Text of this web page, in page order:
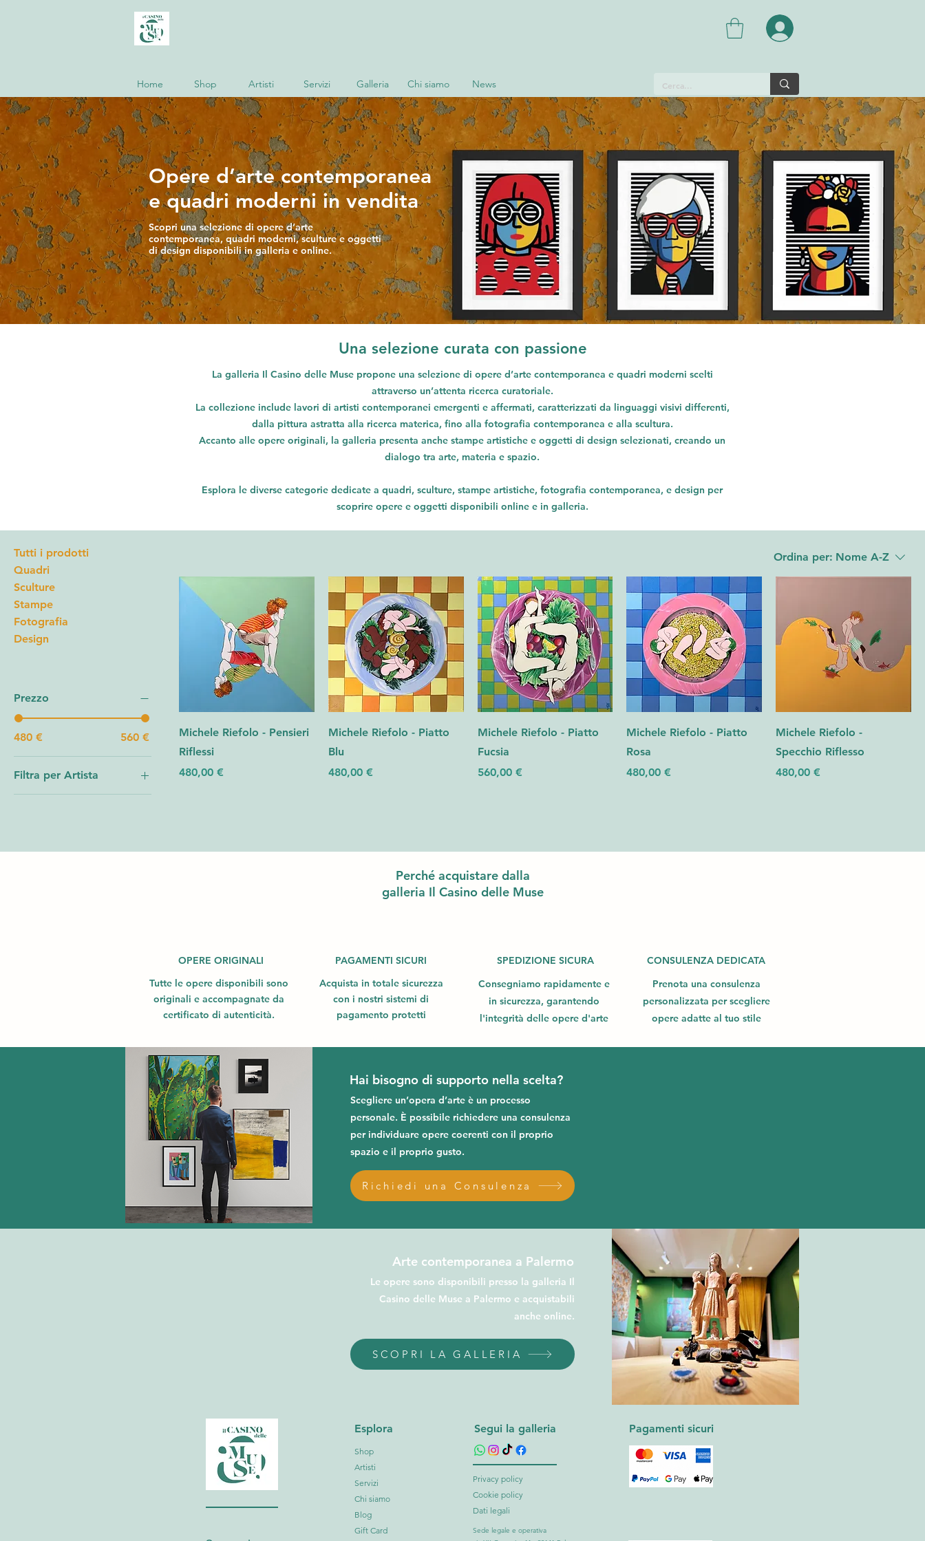
Home Shop Artisti Servizi Galleria Chi siamo News
Opere d’arte contemporanea
e quadri moderni in vendita
Scopri una selezione di opere d’arte
contemporanea, quadri moderni, sculture e oggetti
di design disponibili in galleria e online.
Una selezione curata con passione
La galleria Il Casino delle Muse propone una selezione di opere d’arte contemporanea e quadri moderni scelti
attraverso un’attenta ricerca curatoriale.
La collezione include lavori di artisti contemporanei emergenti e affermati, caratterizzati da linguaggi visivi differenti,
dalla pittura astratta alla ricerca materica, fino alla fotografia contemporanea e alla scultura.
Accanto alle opere originali, la galleria presenta anche stampe artistiche e oggetti di design selezionati, creando un
dialogo tra arte, materia e spazio.
Esplora le diverse categorie dedicate a quadri, sculture, stampe artistiche, fotografia contemporanea, e design per
scoprire opere e oggetti disponibili online e in galleria.​​
Tutti i prodotti
Quadri
Sculture
Stampe
Fotografia
Design
Prezzo
480 € 560 €
Filtra per Artista
Michele Riefolo
Ordina per: Nome A-Z
Michele Riefolo - Pensieri
Riflessi
Prezzo
480,00 €
Michele Riefolo - Piatto
Blu
Prezzo
480,00 €
Michele Riefolo - Piatto
Fucsia
Prezzo
560,00 €
Michele Riefolo - Piatto
Rosa
Prezzo
480,00 €
Michele Riefolo -
Specchio Riflesso
Prezzo
480,00 €
Perché acquistare dalla
galleria Il Casino delle Muse
Tutte le opere disponibili sono
originali e accompagnate da
certificato di autenticità.
OPERE ORIGINALI
PAGAMENTI SICURI
Acquista in totale sicurezza
con i nostri sistemi di
pagamento protetti
SPEDIZIONE SICURA
Consegniamo rapidamente e
in sicurezza, garantendo
l'integrità delle opere d'arte
CONSULENZA DEDICATA
Prenota una consulenza
personalizzata per scegliere
opere adatte al tuo stile
Hai bisogno di supporto nella scelta?
Scegliere un’opera d’arte è un processo
personale. È possibile richiedere una consulenza
per individuare opere coerenti con il proprio
spazio e il proprio gusto.
Richiedi una Consulenza
Arte contemporanea a Palermo
Le opere sono disponibili presso la galleria Il
Casino delle Muse a Palermo e acquistabili
anche online.
SCOPRI LA GALLERIA
Esplora
Shop
Artisti
Servizi
Chi siamo
Blog
Gift Card
Pagamenti sicuri
Segui la galleria
Privacy policy
Cookie policy
Dati legali
Sede legale e operativa